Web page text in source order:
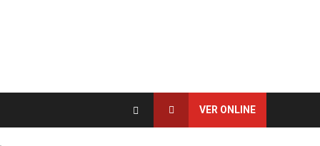
VER ONLINE